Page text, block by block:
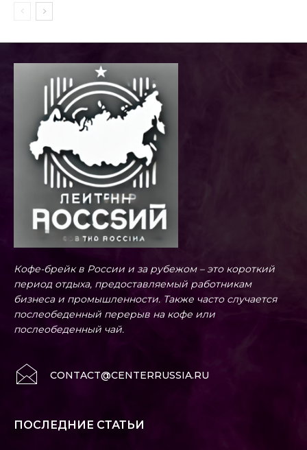
Кофе-брейк в России и за рубежом – это короткий
период отдыха, предоставляемый работникам
бизнеса и промышленности. Также часто случается
послеобеденный перерыв на кофе или
послеобеденный чай.
CONTACT@CENTERRUSSIA.RU
ПОСЛЕДНИЕ СТАТЬИ